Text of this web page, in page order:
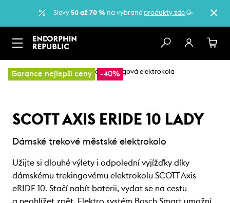
Slevy 50 až 70 % na vybrané produkty zde.🥳
Garance nejlepší ceny -40%
… Elektrokola Městská a trekkingová elektrokola
SCOTT AXIS ERIDE 10 LADY
Dámské trekové městské elektrokolo
Užijte si dlouhé výlety i odpolední vyjížďky díky
dámskému trekingovému elektrokolu SCOTT Axis
eRIDE 10. Stačí nabít baterii, vydat se na cestu
a neohlížet zpět. Elektro systém Bosch Smart umožní